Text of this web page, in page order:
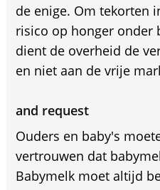
de enige. Om tekorten
risico op honger onder
dient de overheid de
en niet aan de vrije
and request
Ouders en baby's
vertrouwen dat
Babymelk moet altijd